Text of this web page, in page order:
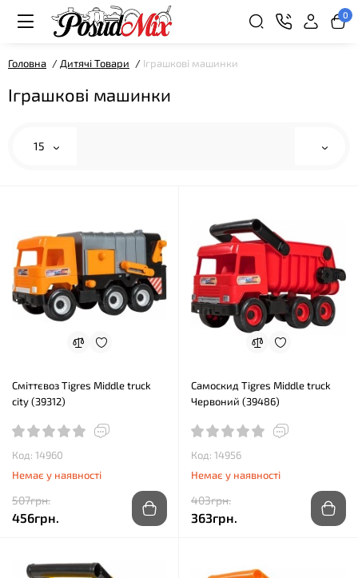
0
Головна Дитячі Товари Іграшкові машинки
Іграшкові машинки
15
Сміттєвоз Tigres Middle truck
city (39312)
Код: 14960
Немає у наявності
507грн.
456грн.
Самоскид Tigres Middle truck
Червоний (39486)
Код: 14956
Немає у наявності
403грн.
363грн.